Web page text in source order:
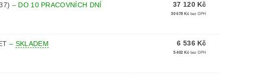
– DO 10 PRACOVNÍCH DNÍ 37 120 Kč
30 678 Kč bez DPH
– SKLADEM 6 536 Kč
5 402 Kč bez DPH